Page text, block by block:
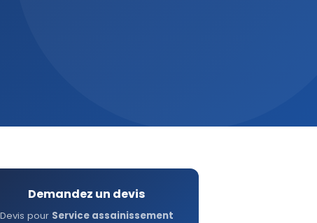
Demandez un devis
Devis pour Service assainissement